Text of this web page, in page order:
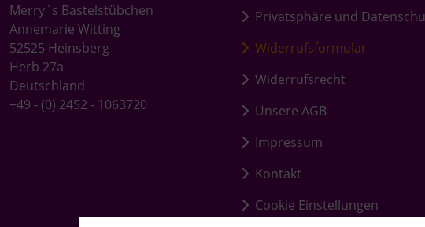
Merry`s Bastelstübchen
Annemarie Witting
52525 Heinsberg
Herb 27a
Deutschland
+49 - (0) 2452 - 1063720
Privatsphäre und
Widerrufsformular
Widerrufsrecht
Unsere AGB
Impressum
Kontakt
Cookie Einstellungen